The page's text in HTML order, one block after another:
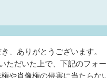
、ありがとうございます。
ただいた上で、下記のフォ
や肖像権の侵害に当たらな